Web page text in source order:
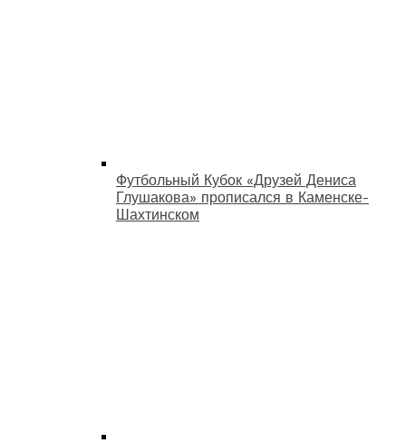
Футбольный Кубок «Друзей Дениса
Глушакова» прописался в Каменске-
Шахтинском